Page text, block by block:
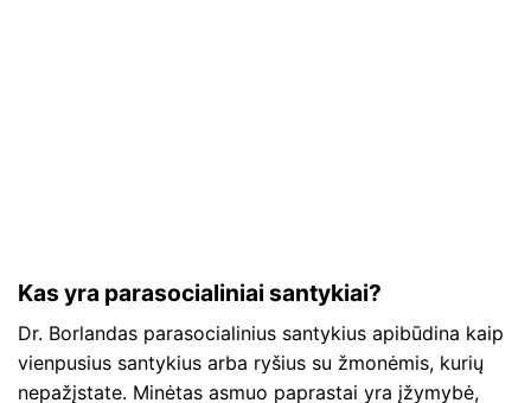
Kas yra parasocialiniai santykiai?
Dr. Borlandas parasocialinius santykius apibūdina kaip
vienpusius santykius arba ryšius su žmonėmis, kurių
nepažįstate. Minėtas asmuo paprastai yra įžymybė,